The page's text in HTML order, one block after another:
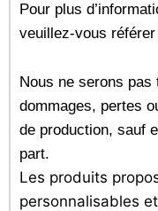
Pour plus
veuillez-vous
Nous ne serons pas
dommages, pertes
de production, sauf
part.
Les produits
personnalisables